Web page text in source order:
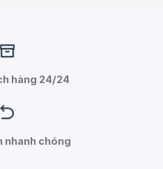
hàng 24/24
nhanh chóng